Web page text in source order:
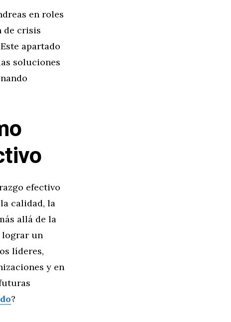
en roles
de crisis
apartado
soluciones
efectivo
calidad, la
allá de la
lograr un
líderes,
y en
?